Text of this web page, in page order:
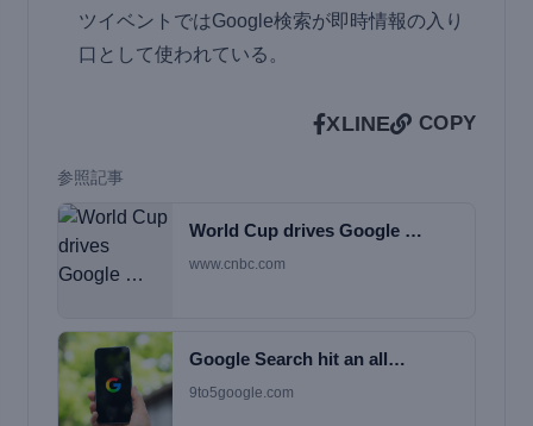
ツイベントではGoogle検索が即時情報の入り
口として使われている。
XLINE COPY
参照記事
World Cup drives Google …
www.cnbc.com
Google Search hit an all…
9to5google.com